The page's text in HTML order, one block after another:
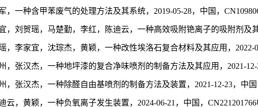
，一种含甲苯废气的处理方法及其系统，2019-05-28，中国，
，刘贺瑶，马楚勤，李红，陈迪云，一种高效吸附铯离子的吸附剂及
，李家宜，沈琮杰，黄颖，一种改性埃洛石复合材料及其应用，2022-
，张汉杰，一种地坪漆的复合净味喷剂的制备方法及其应用，2021-12-
，张汉杰，一种除醛自由基喷剂的制备方法及装置，2021-12-23，中国
云，黄颖，一种负氧离子发生装置，2024-06-21，中国，